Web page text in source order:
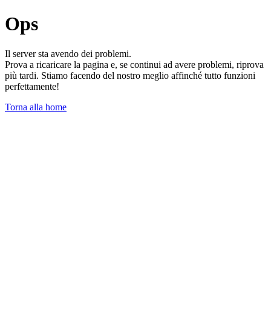
Ops
Il server sta avendo dei problemi.
Prova a ricaricare la pagina e, se continui ad avere problemi, riprova
più tardi. Stiamo facendo del nostro meglio affinché tutto funzioni
perfettamente!
Torna alla home